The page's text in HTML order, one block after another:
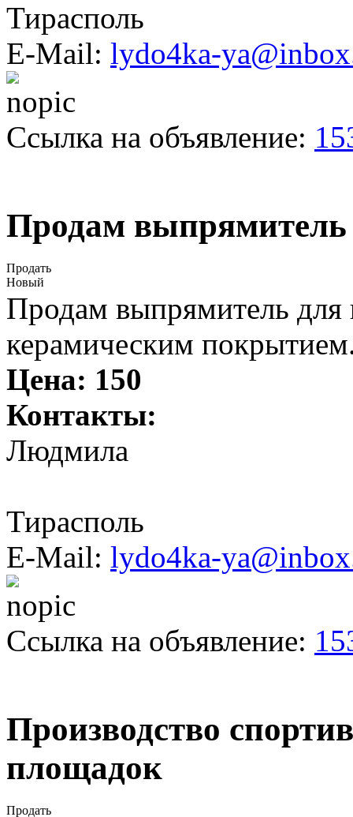
Тирасполь
E-Mail: lydo4ka-
Ссылка на объявление:
Продам выпрямитель
Продать
Новый
Продам выпрямитель для
керамическим
Цена: 150
Контакты:
Людмила
Тирасполь
E-Mail: lydo4ka-
Ссылка на объявление:
Производство
площадок
Продать